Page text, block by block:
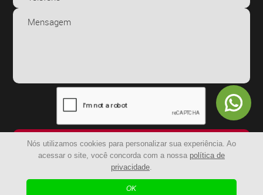
Nós utilizamos cookies para personalizar sua experiência. Ao
acessar o site, você concorda com a nossa política de
privacidade.
OK
ENVIAR